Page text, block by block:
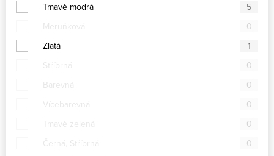
Tmavě modrá
5
Meruňková
0
Zlatá
1
Stříbrná
0
Barevná
0
Vícebarevná
0
Tmavě zelená
0
Černá, Stříbrná
0